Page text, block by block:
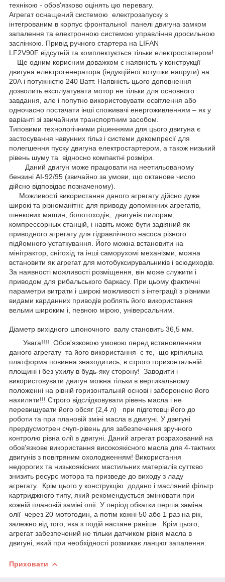
технікою - обов'язково оцінять цю перевагу.
Агрегат оснащений системою електрозапуску з
інтегрованим в корпус фронтальної панелі двигуна замком
запалення та електронною системою управління дросильною
заслінкою. Привід ручного стартера на LIFAN
LF2V90F відсутній та комплектується тільки електростатером!
Ще одним корисним доважком є наявність у конструкції
двигуна електрогенератора (індукційної котушки напруги) на
20А і потужністю 240 Ватт. Наявність цього доповнення
дозволить експлуатувати мотор не тільки для основного
завдання, але і попутно використовувати освітлення або
одночасно постачати інші споживачі енергоживленням – як у
варіанті зі звичайним транспортним засобом.
Типовими технологічними рішеннями для цього двигуна є
застосування чавунних гільз і системи декомпресії для
полегшення пуску двигуна електростартером, а також низький
рівень шуму та відносно компактні розміри.
Даний двигун може працювати на неетильованому
бензині АІ-92/95 (звичайно за умови, що октанове число
дійсно відповідає позначеному).
Можливості використання даного агрегату дійсно дуже
широкі та різноманітні: для приводу допоміжних агрегатів,
шнекових машин, болотоходів, двигунів пилорам,
компрессорных станцій, і навіть може бути задіяний як
приводного агрегату для гідравлічного насоса різного
підйомного устаткування. Його можна встановити на
мінітрактор, снігохід та інші саморухомі механізми, можна
встановити як агрегат для мотобуксирувальників і всюдиходів.
За наявності можливості розміщення, він може служити і
приводом для рибальського баркасу. При цьому фактичні
параметри витрати і широкі можливості з інтеграції з різними
видами карданних приводів роблять його використання
вельми широким і, певною мірою, універсальним.
Діаметр вихідного шпоночного валу становить 36,5 мм.
Увага!!!! Обов'язковою умовою перед встановленням
даного агрегату та його використання є те, що кріпильна
платформа повинна знаходитись; в строго горизонтальній
площині і без ухилу в будь-яку сторону! Заводити і
використовувати двигун можна тільки в вертикальному
положенні на рівній горизонтальній основі і заборонено його
нахиляти!!! Строго відслідковувати рівень масла і не
перевищувати його обсяг (2,4 л) при підготовці його до
роботи та при плановій зміні масла в двигуні. У двигуні
прердусмотрен счуп-рівень для забезпечення зручного
контролю рівна олії в двигуні. Даний агрегат розрахований на
обов'язкове використання високоякісного масла для 4-тактних
двигунів з повітряним охолодженням! Використання
недорогих та низькоякісних мастильних матеріалів суттєво
знизить ресурс мотора та призведе до виходу з ладу
агрегату. Крім цього у конструкцію додано і масляний фільтр
картриджного типу, який рекомендується змінювати при
кожній плановій заміні олії. У період обкатки перша заміна
олії через 20 мотогодин, а потім кожні 50 або 1 раз на рік,
залежно від того, яка з подій настане раніше. Крім цього,
агрегат забезпечений не тільки датчиком рівня масла в
двигуні, який при необхідності розмикає ланцюг запалення.
Приховати